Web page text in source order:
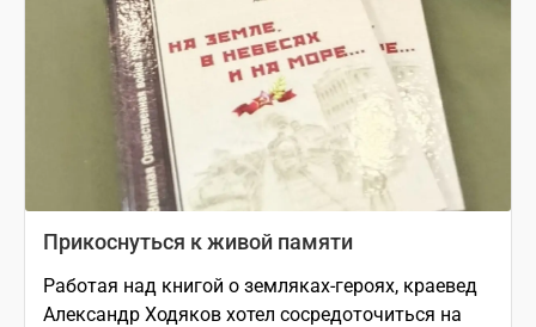
Прикоснуться к живой памяти
Работая над книгой о земляках-героях, краевед
Александр Ходяков хотел сосредоточиться на